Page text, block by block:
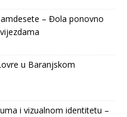
– Đola ponovno
u Baranjskom
i vizualnom identitetu –